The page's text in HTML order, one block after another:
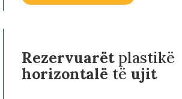
Rezervuarëtplastikë
horizontalë të ujit